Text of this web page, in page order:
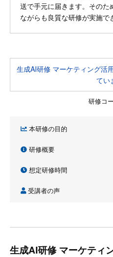
送で手元に届きます。そのた
ながらも良質な研修が実施で
生成AI研修 マーケティング活
てい
研修コ
本研修の目的
研修概要
想定研修時間
受講者の声
生成AI研修 マーケティ